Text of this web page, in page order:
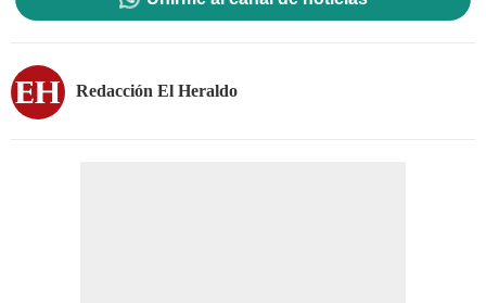
Redacción El Heraldo